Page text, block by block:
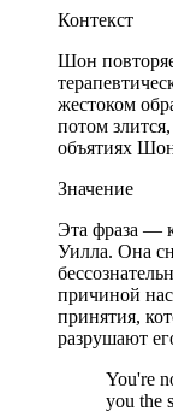
Контекст
Шон
жестоком
потом
объятиях
Значение
Эта фраза —
Уилла. Она
причиной
принятия,
разрушают
You're
you the